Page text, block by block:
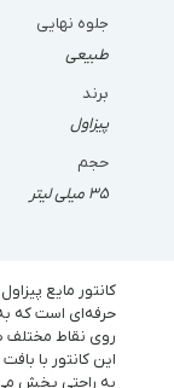
جلوه نهایی
طبیعی
برند
پیزاول
حجم
۳۵ میلی لیتر
حرفه‌ای است که
روی نقاط مختلف
این کانتور با
به راحتی پخش